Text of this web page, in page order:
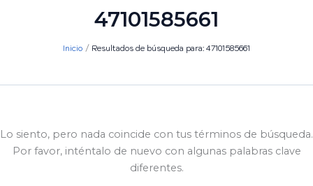
47101585661
Inicio Resultados de búsqueda para: 47101585661
Lo siento, pero nada coincide con tus términos de búsqueda.
Por favor, inténtalo de nuevo con algunas palabras clave
diferentes.